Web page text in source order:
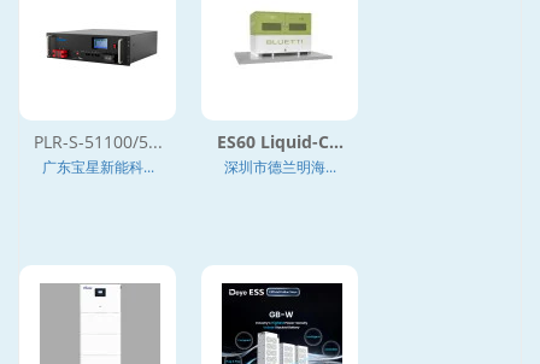
PLR-S-51100/5...
广东宝星新能科...
ES60 Liquid-C...
深圳市德兰明海...